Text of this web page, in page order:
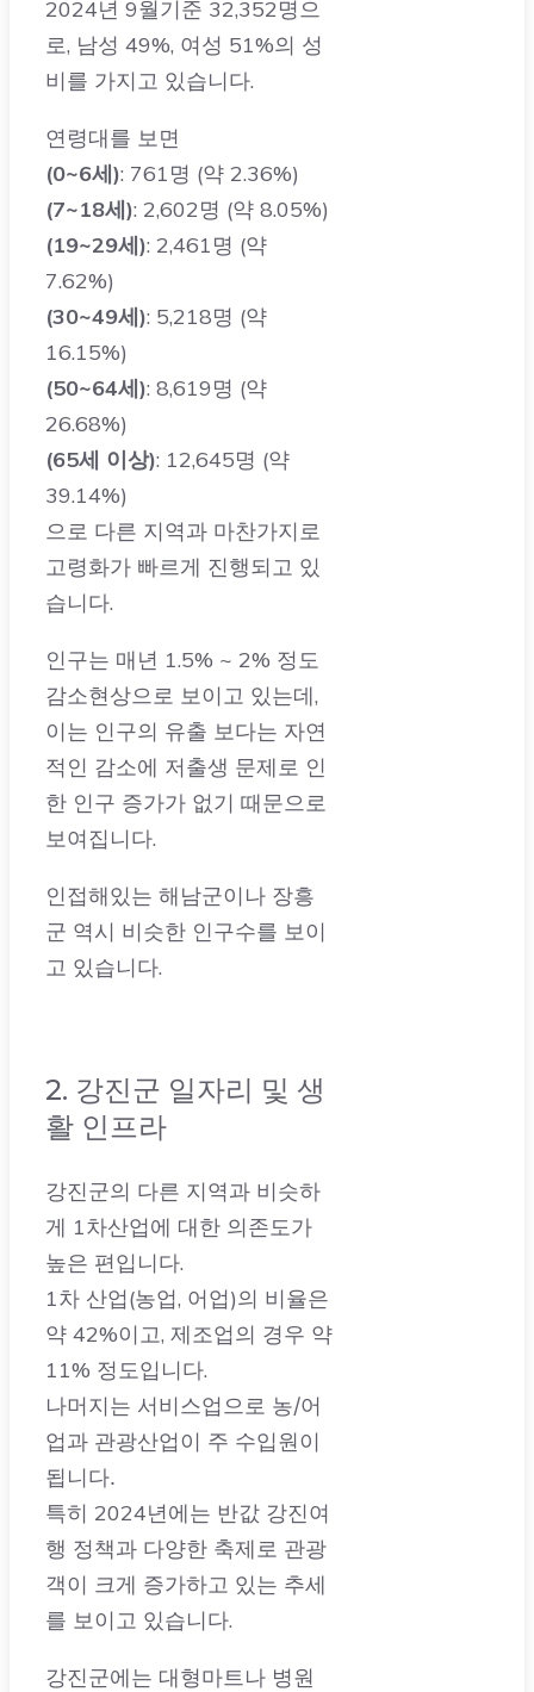
비를 가지고 있습니다.
연령대를 보면
(7~18세) : 2,602명 (약 8.05%)
(19~29세): 2,461명 (약
7.62%)
(30~49세): 5,218명 (약
16.15%)
(50~64세): 8,619명 (약
26.68%)
(65세 이상) : 12,645명 (약
39.14%)
으로 다른 지역과 마찬가지로
고령화가 빠르게 진행되고 있
습니다.
인구는 매년 1.5% ~ 2% 정도
이는 인구의 유출 보다는 자연
적인 감소에 저출생 문제로 인
한 인구 증가가 없기 때문으로
보여집니다.
인접해있는 해남군이나 장흥
고 있습니다.
강진군의 다른 지역과 비슷하
높은 편입니다.
1차 산업(농업, 어업)의 비율은
약 42%이고, 제조업의 경우 약
11% 정도입니다.
나머지는 서비스업으로 농/어
업과 관광산업이 주 수입원이
됩니다.
특히 2024년에는 반값 강진여
행 정책과 다양한 축제로 관광
객이 크게 증가하고 있는 추세
를 보이고 있습니다.
강진군에는 대형마트나 병원
한 편이고 인접 도시인 목포를